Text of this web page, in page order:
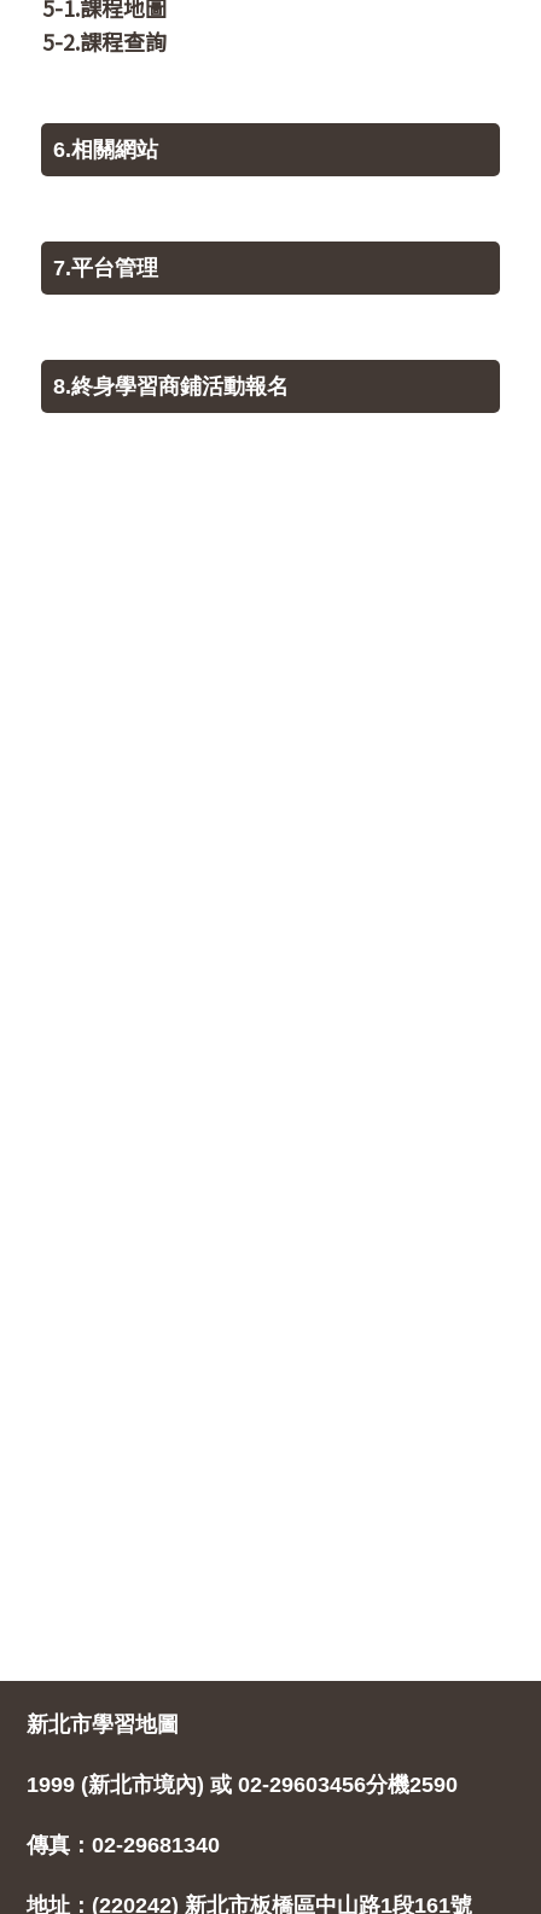
5-1.課程地圖
5-2.課程查詢
6.相關網站
7.平台管理
8.終身學習商鋪活動報名
新北市學習地圖
1999 (新北市境內) 或 02-29603456分機2590
傳真：02-29681340
地址：(220242) 新北市板橋區中山路1段161號